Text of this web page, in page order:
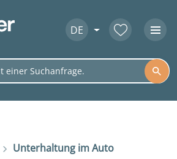
DE
Unterhaltung im Auto